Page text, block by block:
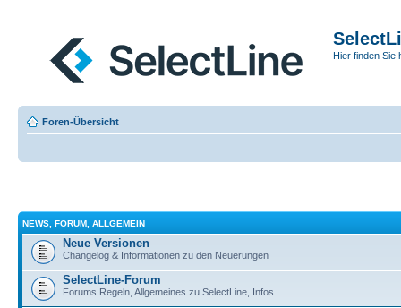
Hier finden Sie
Foren-Übersicht
NEWS, FORUM, ALLGEMEIN
Neue Versionen
Changelog & Informationen zu den Neuerungen
SelectLine-Forum
Forums Regeln, Allgemeines zu SelectLine, Infos